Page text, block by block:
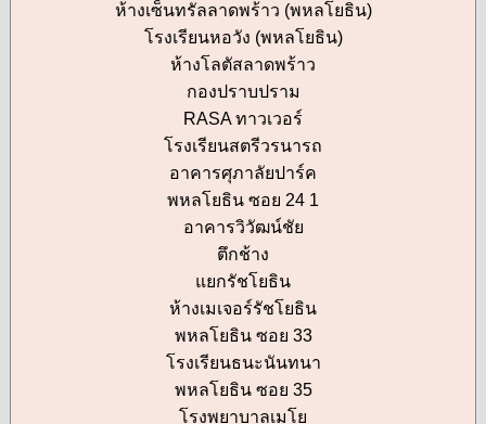
ห้างเซ็นทรัลลาดพร้าว (พหลโยธิน)
โรงเรียนหอวัง (พหลโยธิน)
ห้างโลตัสลาดพร้าว
กองปราบปราม
RASA ทาวเวอร์
โรงเรียนสตรีวรนารถ
อาคารศุภาลัยปาร์ค
พหลโยธิน ซอย 24 1
อาคารวิวัฒน์ชัย
ตึกช้าง
แยกรัชโยธิน
ห้างเมเจอร์รัชโยธิน
พหลโยธิน ซอย 33
โรงเรียนธนะนันทนา
พหลโยธิน ซอย 35
โรงพยาบาลเมโย